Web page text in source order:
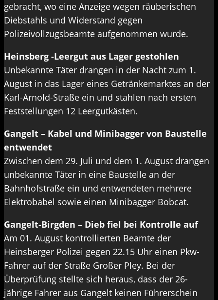
gebracht, wo eine Anzeige wegen räuberischen
Diebstahls und Widerstand gegen
Polizeivollzugsbeamte aufgenommen wurde.
Heinsberg -Leergut aus Lager gestohlen
Unbekannte Täter drangen in der Nacht zum 1.
August in das Lager eines Getränkemarktes an der
Karl-Arnold-Straße ein und stahlen nach ersten
Feststellungen 12 Leergutkästen.
Gangelt – Kabel und Minibagger von Baustelle
entwendet
Zwischen dem 29. Juli und dem 1. August drangen
unbekannte Täter in eine Baustelle an der
Bahnhofstraße ein und entwendeten mehrere
Elektrobabel sowie einen Minibagger Bobcat.
Gangelt-Birgden – Dieb fiel bei Kontrolle auf
Am 01. August kontrollierten Beamte der
Heinsberger Polizei gegen 22.15 Uhr einen Pkw-
Fahrer auf der Straße Großer Pley. Bei der
Überprüfung stellte sich heraus, dass der 26-
jährige Fahrer aus Gangelt keinen Führerschein